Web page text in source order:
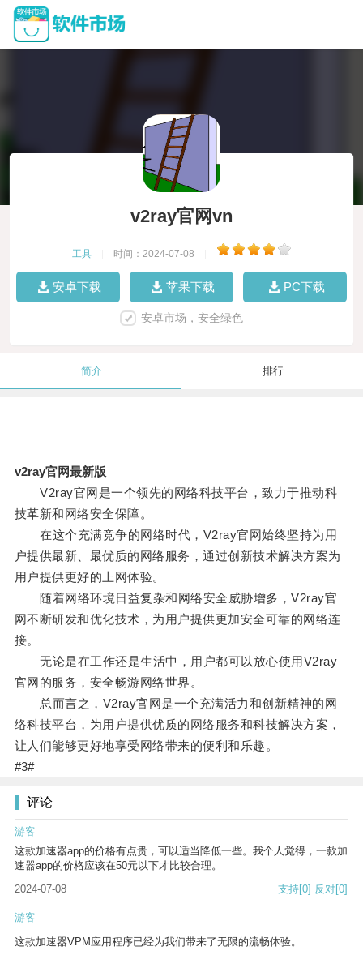
v2ray官网vn
工具 时间：2024-07-08
安卓下载 苹果下载 PC下载
安卓市场，安全绿色
简介 排行
v2ray官网最新版
V2ray官网是一个领先的网络科技平台，致力于推动科
技革新和网络安全保障。
在这个充满竞争的网络时代，V2ray官网始终坚持为用
户提供最新、最优质的网络服务，通过创新技术解决方案为
用户提供更好的上网体验。
随着网络环境日益复杂和网络安全威胁增多，V2ray官
网不断研发和优化技术，为用户提供更加安全可靠的网络连
接。
无论是在工作还是生活中，用户都可以放心使用V2ray
官网的服务，安全畅游网络世界。
总而言之，V2ray官网是一个充满活力和创新精神的网
络科技平台，为用户提供优质的网络服务和科技解决方案，
让人们能够更好地享受网络带来的便利和乐趣。
#3#
评论
游客
这款加速器app的价格有点贵，可以适当降低一些。我个人觉得，一款加
速器app的价格应该在50元以下才比较合理。
2024-07-08
支持[0] 反对[0]
游客
这款加速器VPM应用程序已经为我们带来了无限的流畅体验。